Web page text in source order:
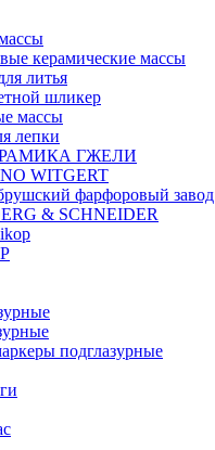
керамические массы
литья
шликер
массы
лепки
ГЖЕЛИ
WITGERT
фарфоровый завод
& SCHNEIDER
подглазурные